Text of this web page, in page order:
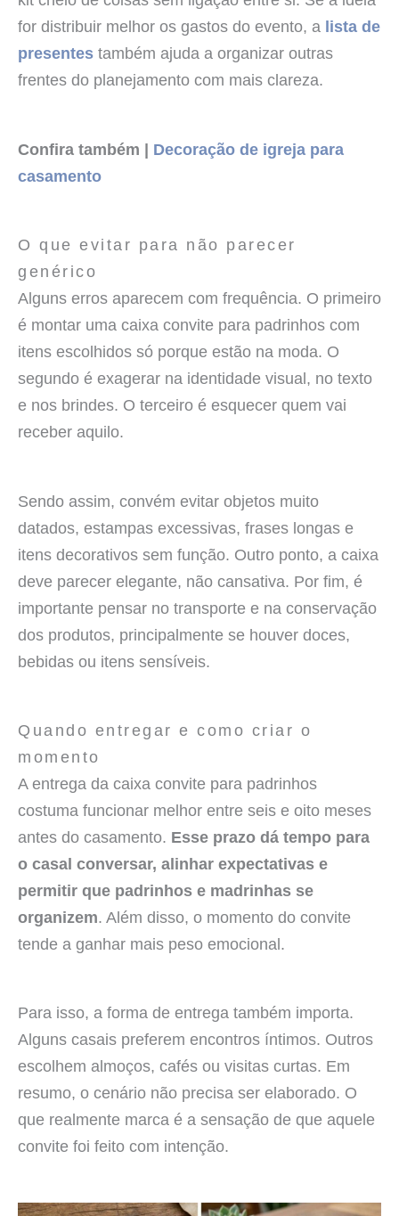
for distribuir melhor os gastos do evento, a lista de
presentes também ajuda a organizar outras
frentes do planejamento com mais clareza.
Confira também | Decoração de igreja para
casamento
O que evitar para não parecer
genérico
Alguns erros aparecem com frequência. O primeiro
é montar uma caixa convite para padrinhos com
itens escolhidos só porque estão na moda. O
segundo é exagerar na identidade visual, no texto
e nos brindes. O terceiro é esquecer quem vai
receber aquilo.
Sendo assim, convém evitar objetos muito
datados, estampas excessivas, frases longas e
itens decorativos sem função. Outro ponto, a caixa
deve parecer elegante, não cansativa. Por fim, é
importante pensar no transporte e na conservação
dos produtos, principalmente se houver doces,
bebidas ou itens sensíveis.
Quando entregar e como criar o
momento
A entrega da caixa convite para padrinhos
costuma funcionar melhor entre seis e oito meses
antes do casamento. Esse prazo dá tempo para
o casal conversar, alinhar expectativas e
permitir que padrinhos e madrinhas se
organizem. Além disso, o momento do convite
tende a ganhar mais peso emocional.
Para isso, a forma de entrega também importa.
Alguns casais preferem encontros íntimos. Outros
escolhem almoços, cafés ou visitas curtas. Em
resumo, o cenário não precisa ser elaborado. O
que realmente marca é a sensação de que aquele
convite foi feito com intenção.